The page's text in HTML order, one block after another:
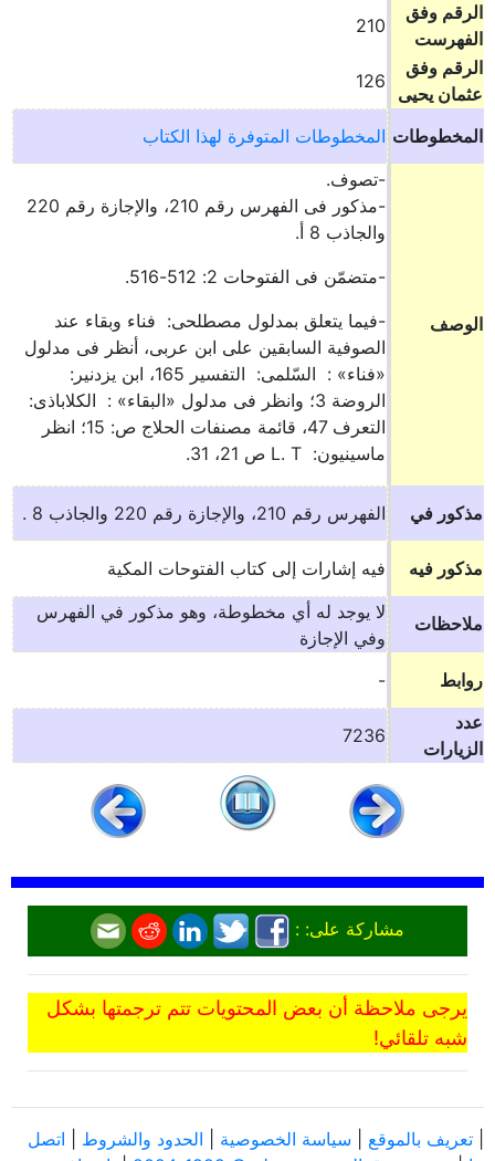
الرقم وفق
الفهرست
210
الرقم وفق
عثمان يحيى
126
المخطوطات المخطوطات المتوفرة لهذا الكتاب
الوصف
-تصوف.
-مذكور فى الفهرس رقم 210، والإجازة رقم 220
والجاذب 8 أ.
-متضمّن فى الفتوحات 2: 512-516.
-فيما يتعلق بمدلول مصطلحى: فناء وبقاء عند
الصوفية السابقين على ابن عربى، أنظر فى مدلول
«فناء» : السّلمى: التفسير 165، ابن يزدنير:
الروضة 3؛ وانظر فى مدلول «البقاء» : الكلاباذى:
التعرف 47، قائمة مصنفات الحلاج ص: 15؛ انظر
ماسينيون: L. T ص 21، 31.
مذكور في الفهرس رقم 210، والإجازة رقم 220 والجاذب 8 .
مذكور فيه فيه إشارات إلى كتاب الفتوحات المكية
ملاحظات
لا يوجد له أي مخطوطة، وهو مذكور في الفهرس
وفي الإجازة
روابط
-
عدد
الزيارات
7236
مشاركة على: :
يرجى ملاحظة أن بعض المحتويات تتم ترجمتها بشكل
شبه تلقائي!
تعريف بالموقع سياسة الخصوصية الحدود والشروط
اتصل